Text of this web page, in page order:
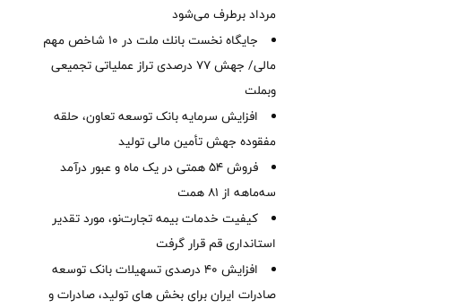
مرداد برطرف می‌شود
جایگاه نخست بانك ملت در 10 شاخص مهم
مالی/ جهش 77 درصدی تراز عملیاتی تجمیعی
وبملت
افزایش سرمایه بانک توسعه تعاون، حلقه
مفقوده جهش تأمین مالی تولید
فروش 54 همتی در یک ماه و عبور درآمد
سه‌ماهه از 81 همت
کیفیت خدمات بیمه تجارت‌نو، مورد تقدیر
استانداری قم قرار گرفت
افزایش 40 درصدی تسهیلات بانک توسعه
صادرات ایران برای بخش های تولید، صادرات و